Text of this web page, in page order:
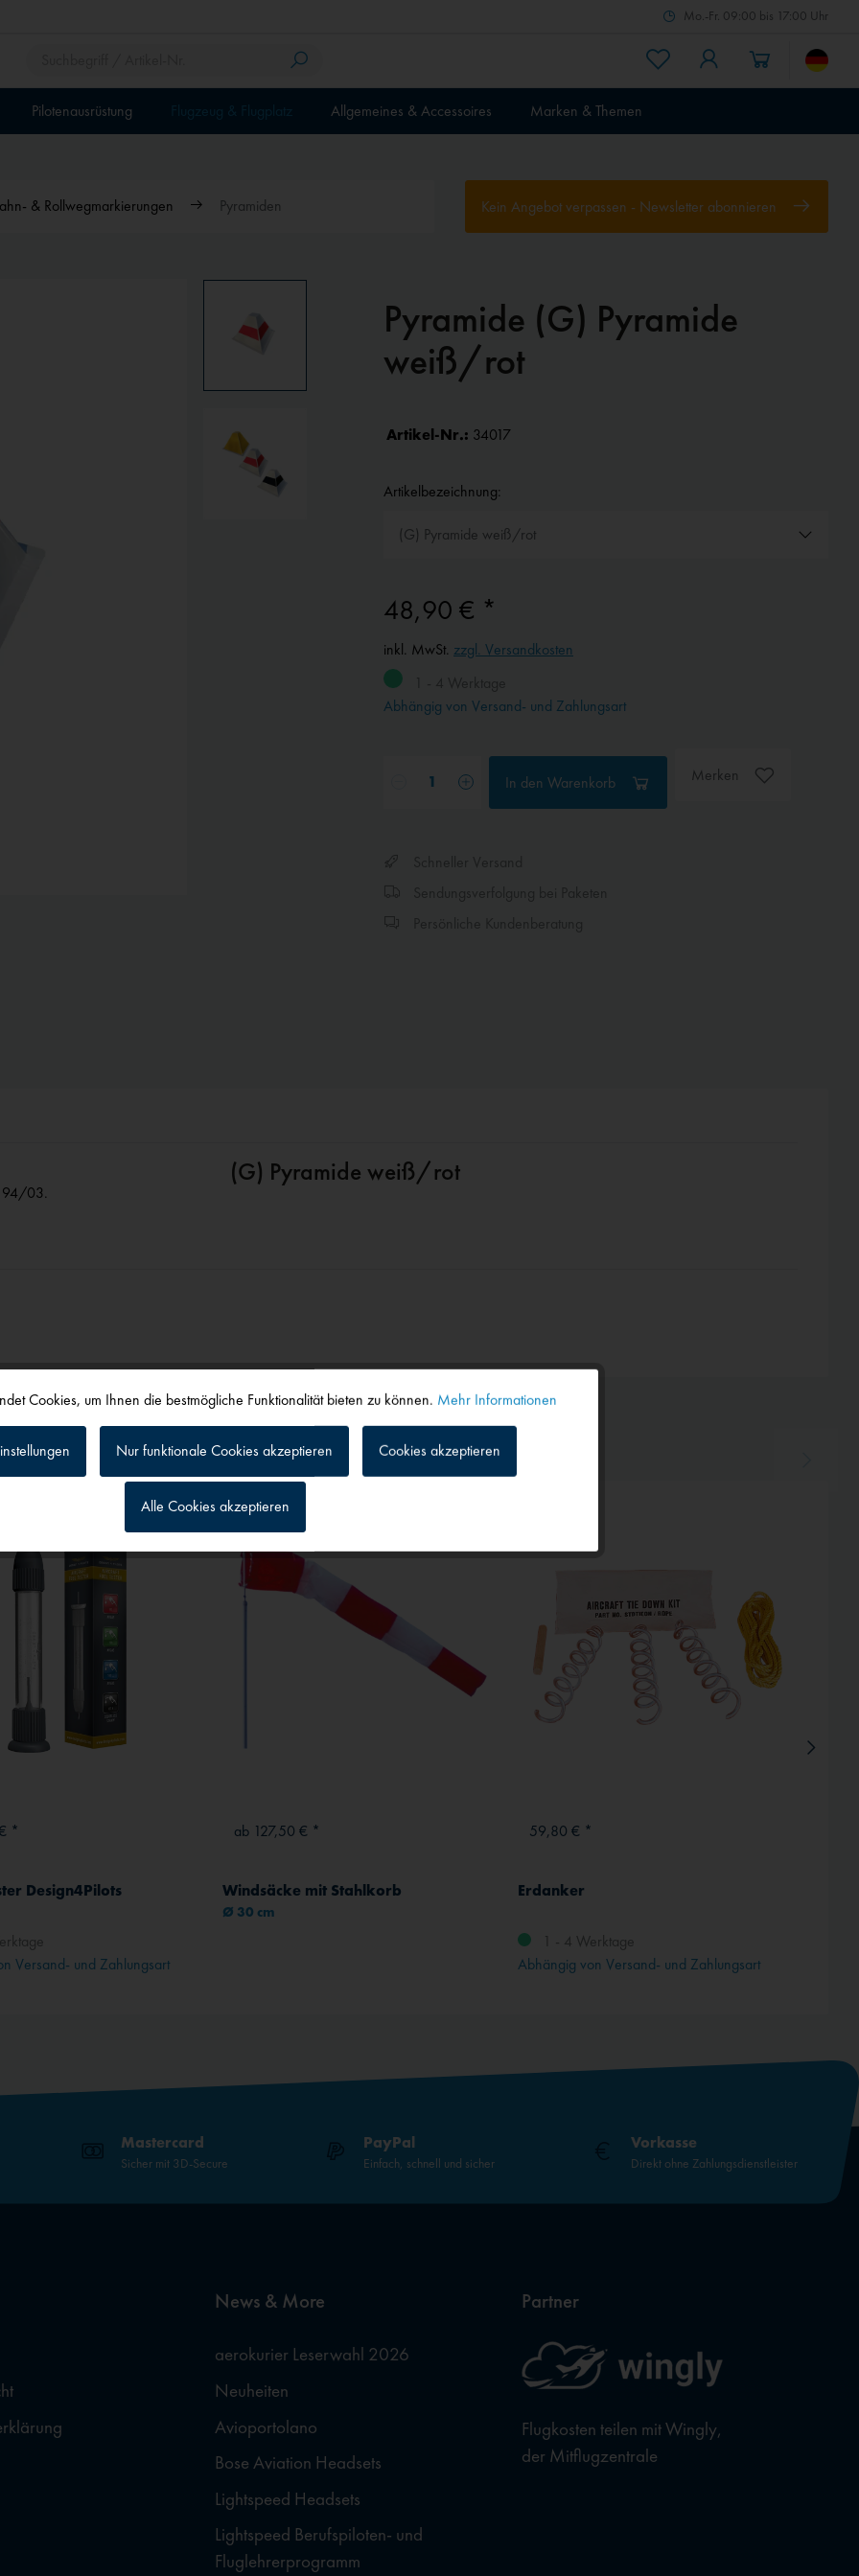
Mo.-Fr. 09:00 bis 17:00 Uhr
Pilotenausrüstung Allgemeines & Accessoires Marken & Themen
& Rollwegmarkierungen Pyramiden Kein Angebot verpassen - Newsletter abonnieren
Pyramide (G) Pyramide
weiß/rot
Artikel-Nr.: 34017
Artikelbezeichnung:
48,90 € *
inkl. MwSt. zzgl. Versandkosten
Abhängig von Versand- und Zahlungsart
In den Warenkorb Merken
94/03.
(G) Pyramide weiß/rot
angesehen
*
Design4Pilots
Versand- und Zahlungsart
ab 127,50 € *
Windsäcke mit Stahlkorb
Ø 30 cm
59,80 € *
Erdanker
1 - 4 Werktage
Abhängig von Versand- und Zahlungsart
Mastercard
Sicher mit 3D-Secure
PayPal
Einfach, schnell und sicher
Vorkasse
Direkt ohne Zahlungsdienstleister
News & More
aerokurier Leserwahl 2026
Neuheiten
Avioportolano
Bose Aviation Headsets
Lightspeed Headsets
Lightspeed Berufspiloten- und
Fluglehrerprogramm
Partner
Flugkosten teilen mit Wingly,
der Mitflugzentrale
Inaktiv
Inaktiv
Cookies, um Ihnen die bestmögliche Funktionalität bieten zu können. Mehr Informationen
Nur funktionale Cookies akzeptieren Cookies akzeptieren
Alle Cookies akzeptieren